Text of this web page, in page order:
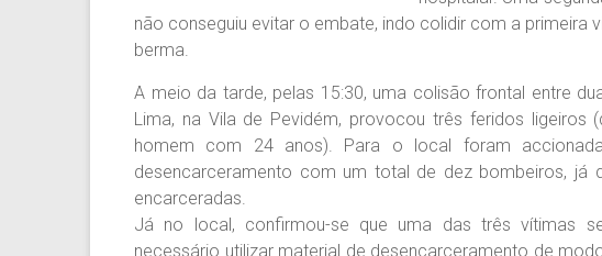
não conseguiu evitar o embate, indo colidir com a primeira
berma.
A meio da tarde, pelas 15:30, uma colisão frontal entre
Lima, na Vila de Pevidém, provocou três feridos
homem com 24 anos). Para o local foram
desencarceramento com um total de dez bombeiros, já
encarceradas.
Já no local, confirmou-se que uma das três vítimas
necessário utilizar material de desencarceramento de